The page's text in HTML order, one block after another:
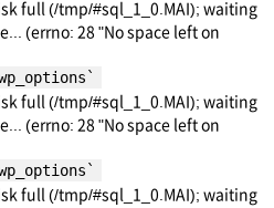
full (/tmp/#sql_1_0.MAI); waiting
(errno: 28 "No space left on
`wp_options`
full (/tmp/#sql_1_0.MAI); waiting
(errno: 28 "No space left on
`wp_options`
full (/tmp/#sql_1_0.MAI); waiting